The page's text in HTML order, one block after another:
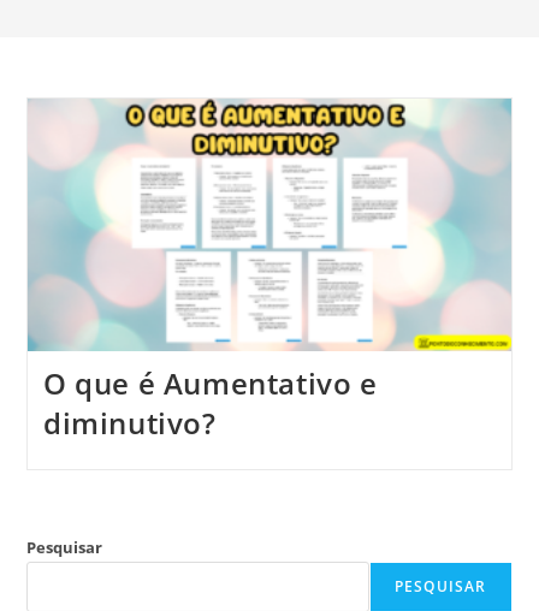
O que é Aumentativo e
diminutivo?
Pesquisar
PESQUISAR